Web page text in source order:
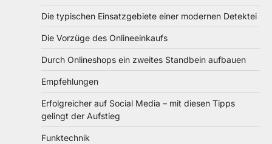
Die typischen Einsatzgebiete einer modernen Detektei
Die Vorzüge des Onlineeinkaufs
Durch Onlineshops ein zweites Standbein aufbauen
Empfehlungen
Erfolgreicher auf Social Media – mit diesen Tipps
gelingt der Aufstieg
Funktechnik